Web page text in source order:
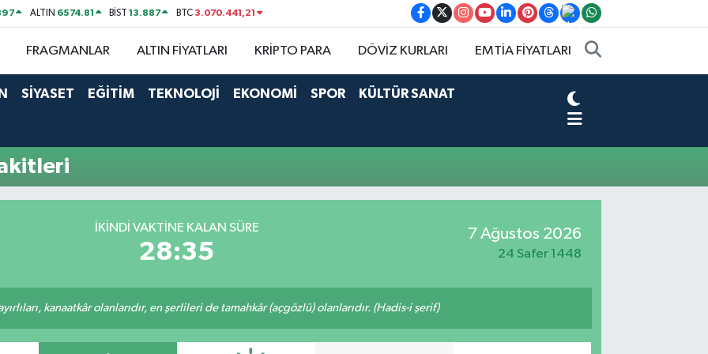
ALTIN 6574.81 BİST13.887 BTC3.070.441,21
FRAGMANLAR ALTIN FİYATLARI KRİPTO PARA DÖVİZ KURLARI EMTİA FİYATLARI
SİYASET EĞİTİM TEKNOLOJİ EKONOMİ SPOR KÜLTÜR SANAT
İKINDI VAKTINE KALAN SÜRE
28:34
7 Ağustos 2026
24 Safer 1448
kanaatkâr olanlarıdır, en şerlileri de tamahkâr (açgözlü) olanlarıdır. (Hadis-i şerif)